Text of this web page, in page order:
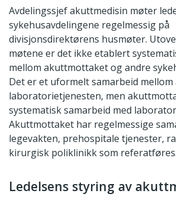
Avdelingssjef akuttmedisin møter
sykehusavdelingene regelmessig på
divisjonsdirektørens husmøter.
møtene er det ikke etablert
mellom akuttmottaket og andre
Det er et uformelt samarbeid
laboratorietjenesten, men
systematisk samarbeid med
Akuttmottaket har regelmessige
legevakten, prehospitale tjenester,
kirurgisk poliklinikk som referatføres.
Ledelsens styring av